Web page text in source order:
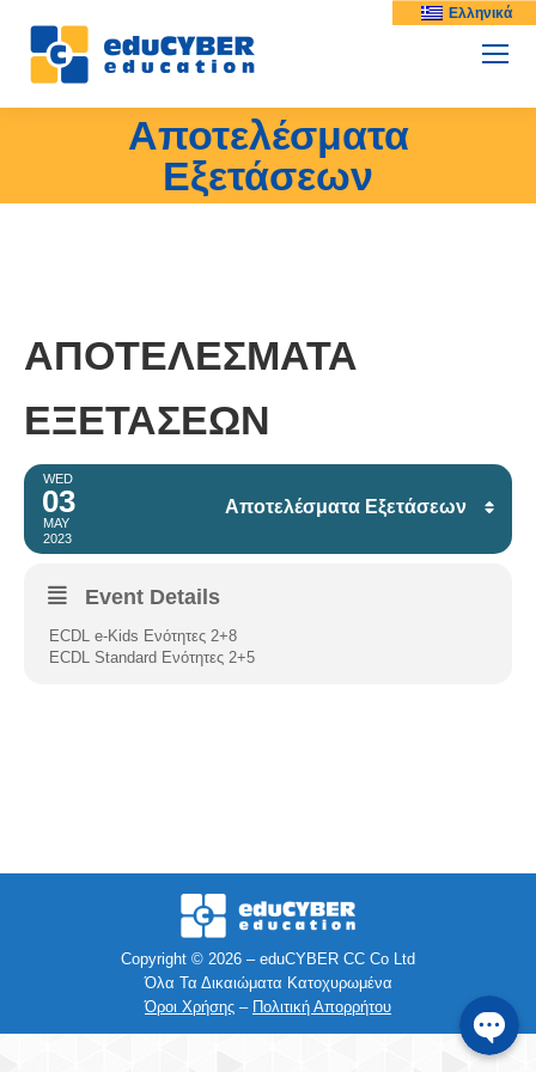
Αποτελέσματα
Εξετάσεων
ΑΠΟΤΕΛΈΣΜΑΤΑ
ΕΞΕΤΆΣΕΩΝ
2023
WED
03
MAY
Αποτελέσματα Εξετάσεων
Event Details
ECDL e-Kids Ενότητες 2+8
ECDL Standard Ενότητες 2+5
Copyright © 2026 – eduCYBER CC Co Ltd
Όλα Τα Δικαιώματα Κατοχυρωμένα
Όροι Χρήσης – Πολιτική Απορρήτου
Ελληνικά
Facebook